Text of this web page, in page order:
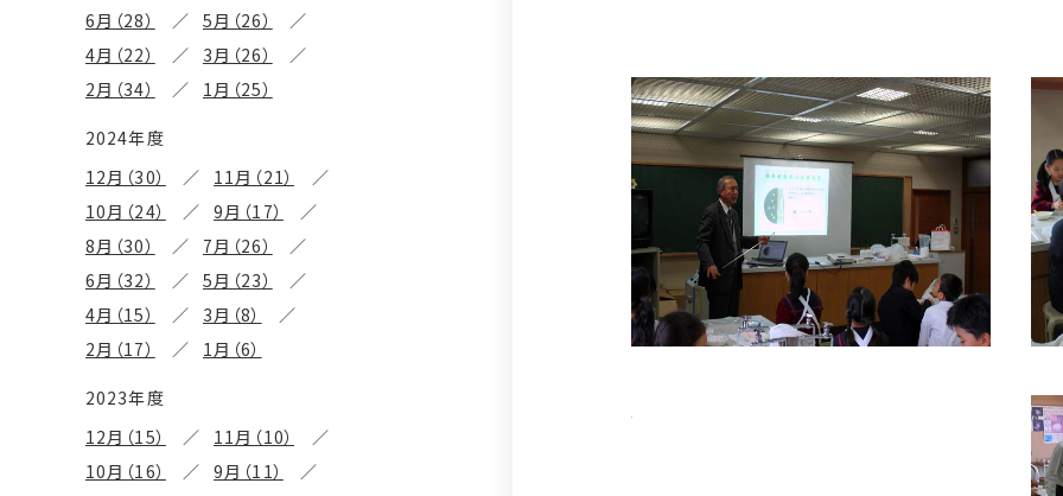
6月（28）
5月（26）
4月（22）
3月（26）
2月（34）
1月（25）
2024年度
12月（30）
11月（21）
10月（24）
9月（17）
8月（30）
7月（26）
6月（32）
5月（23）
4月（15）
3月（8）
2月（17）
1月（6）
2023年度
12月（15）
11月（10）
10月（16）
9月（11）